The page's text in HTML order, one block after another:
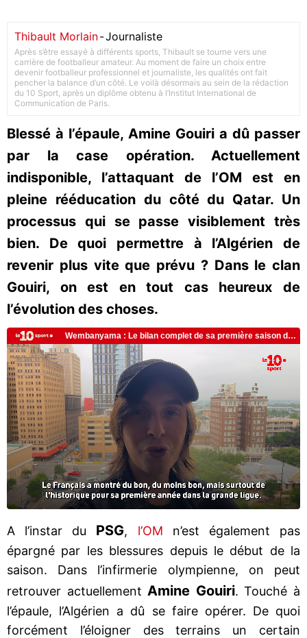
Thibault Morlain-Journaliste
Après s’être essayé à différents sports, Thibault se tourne vers une
carrière de footballeur amateur. Au moment de faire un choix entre
devenir footballeur professionnel et journaliste, les qualités ont fait
pencher la balance d’un côté. Le voilà désormais au sein de la rédaction
du 10 Sport, après un diplôme obtenu à l’Institut International de
Communication de Paris.
Blessé à l’épaule, Amine Gouiri a dû passer
par la case opération. Actuellement
indisponible, l’attaquant de l’OM est en
pleine rééducation du côté du Qatar. Un
processus qui se passe visiblement très
bien. De quoi permettre à l’Algérien de
revenir plus vite que prévu ? Dans le clan
Gouiri, on est en tout cas heureux de
l’évolution des choses.
A l’instar du PSG, l’OM n’est également pas
épargné par les blessures depuis le début de la
saison. Dans l’infirmerie olympienne, on peut
retrouver actuellement Amine Gouiri. Touché à
l’épaule, l’Algérien a dû se faire opérer. De quoi
forcément l’éloigner des terrains un certain